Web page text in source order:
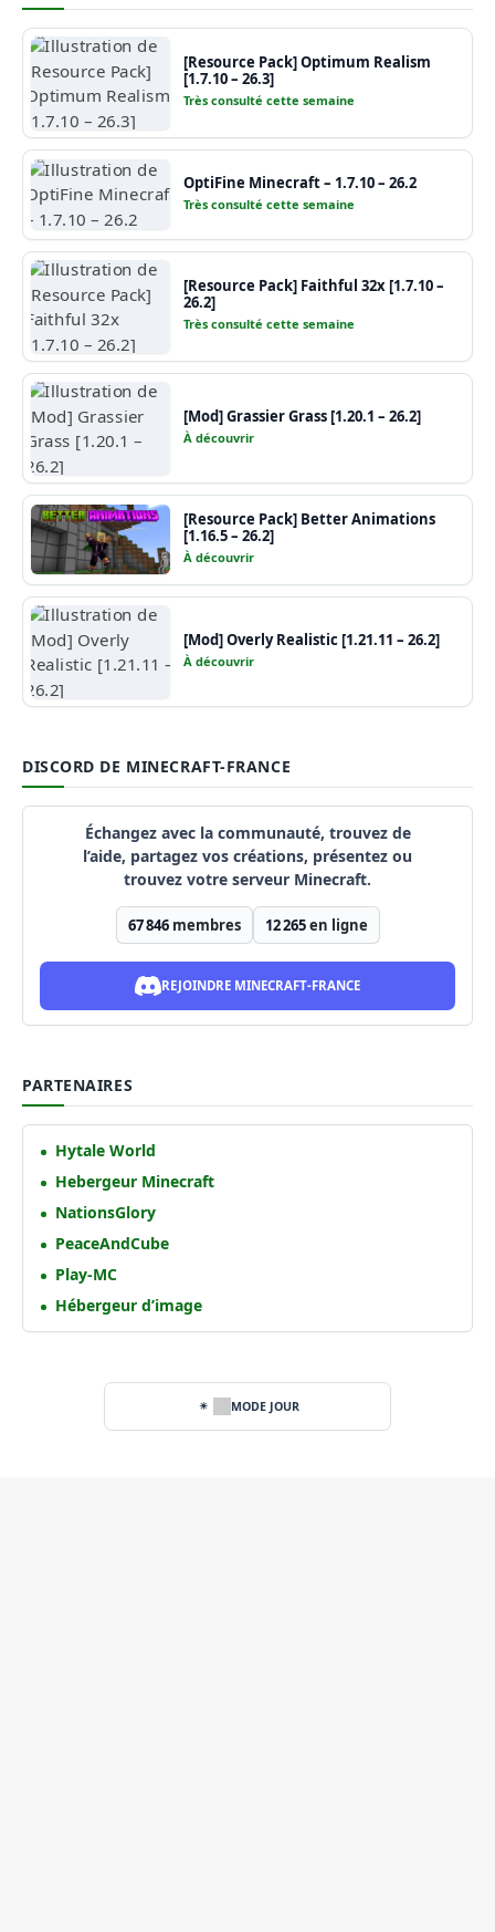
[Resource Pack] Optimum Realism
[1.7.10 – 26.3]
Très consulté cette semaine
OptiFine Minecraft – 1.7.10 – 26.2
Très consulté cette semaine
[Resource Pack] Faithful 32x [1.7.10 –
26.2]
Très consulté cette semaine
[Mod] Grassier Grass [1.20.1 – 26.2]
À découvrir
[Resource Pack] Better Animations
[1.16.5 – 26.2]
À découvrir
[Mod] Overly Realistic [1.21.11 – 26.2]
À découvrir
DISCORD DE MINECRAFT-FRANCE
Échangez avec la communauté, trouvez de
l’aide, partagez vos créations, présentez ou
trouvez votre serveur Minecraft.
67 846membres 12 265en ligne
REJOINDRE MINECRAFT-FRANCE
PARTENAIRES
Hytale World
Hebergeur Minecraft
NationsGlory
PeaceAndCube
Play-MC
Hébergeur d’image
MODE JOUR